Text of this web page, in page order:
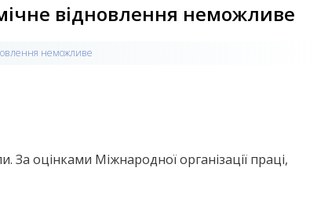
відновлення неможливе
неможливе
оцінками Міжнародної організації праці,